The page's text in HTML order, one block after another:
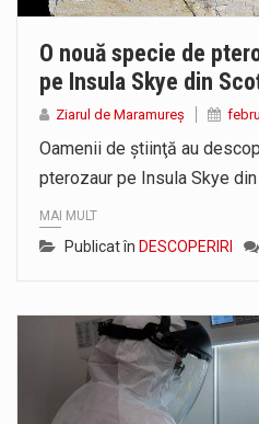
O nouă specie de
pe Insula Skye din
Ziarul de Maramureș
Oamenii de ştiinţă au
pterozaur pe Insula Skye
MAI MULT
Publicat în DESCOPERIRI